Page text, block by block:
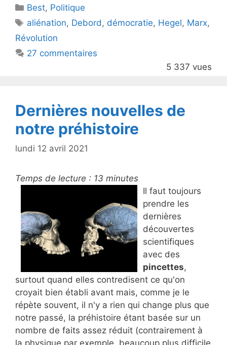
er e
b
o
o
Catégories
Best, Politique
Étiquettes
aliénation, Debord, démocratie, Hegel, Marx,
Révolution
27 commentaires
5 337 vues
Dernières nouvelles de
notre préhistoire
lundi 12 avril 2021
Temps de lecture : 13 minutes
Il faut toujours
prendre les
dernières
découvertes
scientifiques
avec des
pincettes,
surtout quand elles contredisent ce qu'on
croyait bien établi avant mais, comme je le
répète souvent, il n'y a rien qui change plus que
notre passé, la préhistoire étant basée sur un
nombre de faits assez réduit (contrairement à
la physique par exemple, beaucoup plus difficile